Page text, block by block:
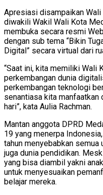
Apresiasi disampaikan
diwakili Wakil Wali Kota
membuka secara resmi
dengan sub tema “Bikin
Digital” secara virtual dari
“Saat ini, kita memiliki Wali
perkembangan dunia
perkembangan teknologi
senantiasa kita
hari”, kata Aulia Rachman.
Mantan anggota DPRD
19 yang menerpa
tahun menyebabkan semua
juga dunia pendidikan.
yang bisa diambil yakni
untuk menyesuaikan
belajar mereka.